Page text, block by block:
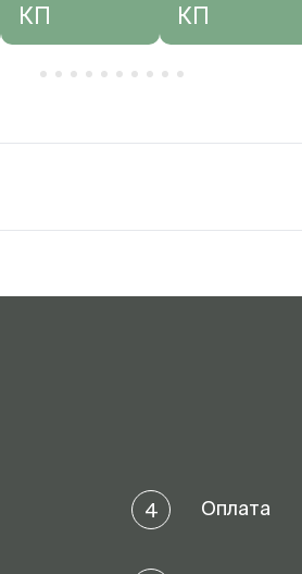
КП
КП
4 Оплата